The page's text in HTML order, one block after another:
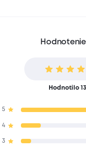
Hodnotilo 13
5
4
3